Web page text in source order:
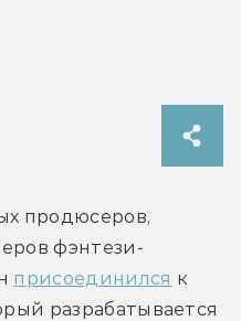
продюсеров,
фэнтези-
присоединился к
разрабатывается